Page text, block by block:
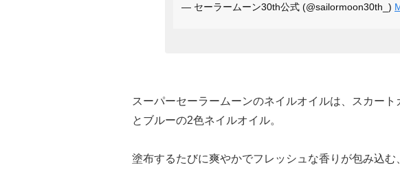
— セーラームーン30th公式 (@sailormoon30th_)
スーパーセーラームーンのネイルオイルは、スカー
とブルーの2色ネイルオイル。
塗布するたびに爽やかでフレッシュな香りが包み込む